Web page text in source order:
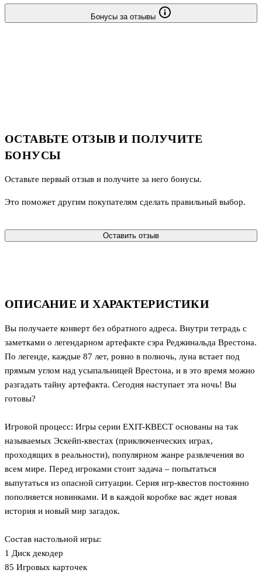
ОПИСАНИЕ И ХАРАКТЕРИСТИКИ
Вы получаете конверт без обратного адреса. Внутри тетрадь с
заметками о легендарном артефакте сэра Реджинальда Врестона.
По легенде, каждые 87 лет, ровно в полночь, луна встает под
прямым углом над усыпальницей Врестона, и в это время можно
разгадать тайну артефакта. Сегодня наступает эта ночь! Вы
готовы?
Игровой процесс: Игры серии EXIT-КВЕСТ основаны на так
называемых Эскейп-квестах (приключенческих играх,
проходящих в реальности), популярном жанре развлечения во
всем мире. Перед игроками стоит задача – попытаться
выпутаться из опасной ситуации. Серия игр-квестов постоянно
пополняется новинками. И в каждой коробке вас ждет новая
история и новый мир загадок.
Состав настольной игры:
1 Диск декодер
85 Игровых карточек
Бонусы за отзывы
ОСТАВЬТЕ ОТЗЫВ И ПОЛУЧИТЕ
БОНУСЫ
Оставьте первый отзыв и получите за него бонусы.
Это поможет другим покупателям сделать правильный выбор.
Оставить отзыв